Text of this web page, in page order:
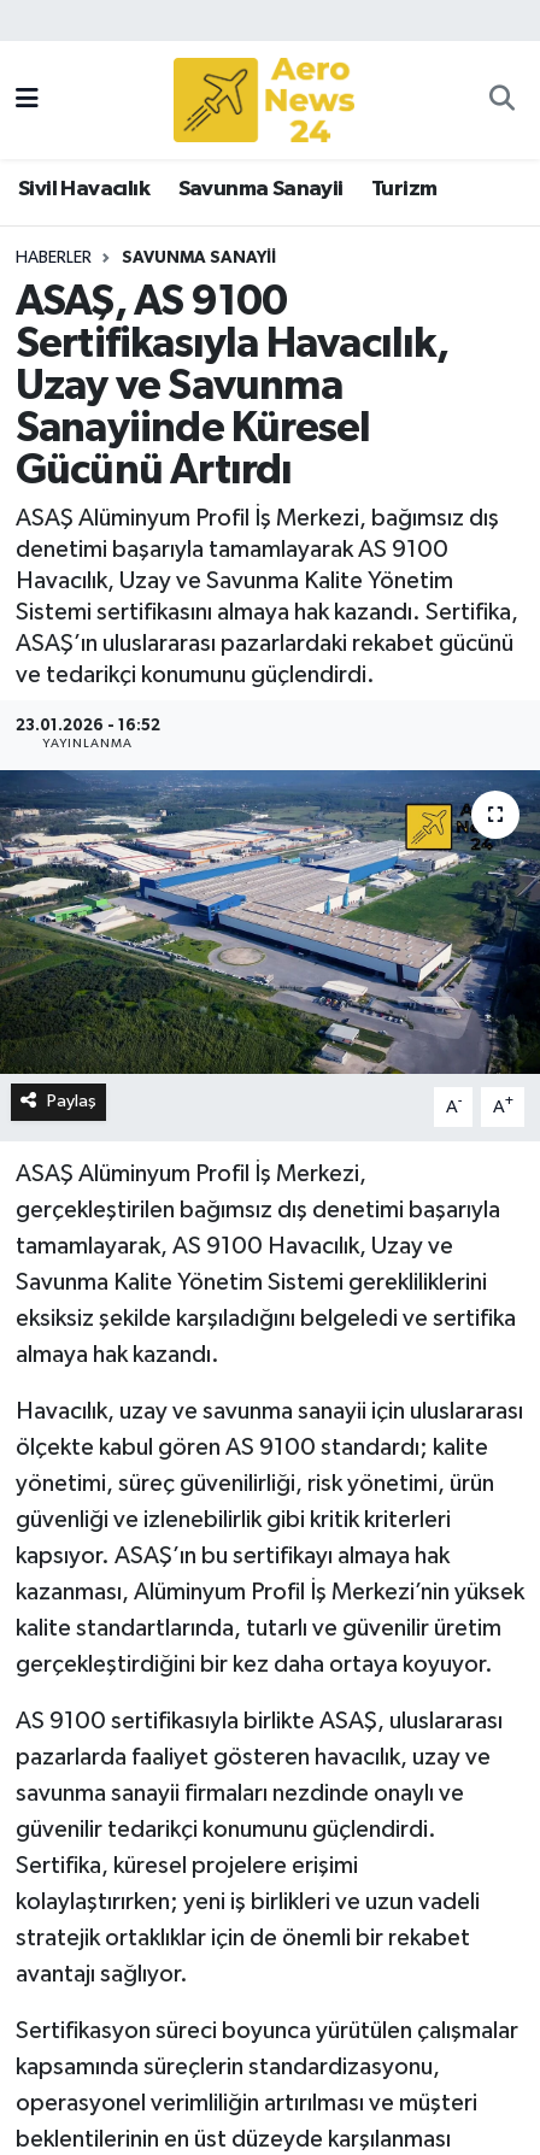
Sivil Havacılık Savunma Sanayii Turizm
HABERLER SAVUNMA SANAYII
ASAŞ, AS 9100
Sertifikasıyla Havacılık,
Uzay ve Savunma
Sanayiinde Küresel
Gücünü Artırdı
ASAŞ Alüminyum Profil İş Merkezi, bağımsız dış
denetimi başarıyla tamamlayarak AS 9100
Havacılık, Uzay ve Savunma Kalite Yönetim
Sistemi sertifikasını almaya hak kazandı. Sertifika,
ASAŞ’ın uluslararası pazarlardaki rekabet gücünü
ve tedarikçi konumunu güçlendirdi.
23.01.2026 - 16:52
YAYINLANMA
Paylaş A- A+
ASAŞ Alüminyum Profil İş Merkezi,
gerçekleştirilen bağımsız dış denetimi başarıyla
tamamlayarak, AS 9100 Havacılık, Uzay ve
Savunma Kalite Yönetim Sistemi gerekliliklerini
eksiksiz şekilde karşıladığını belgeledi ve sertifika
almaya hak kazandı.
Havacılık, uzay ve savunma sanayii için uluslararası
ölçekte kabul gören AS 9100 standardı; kalite
yönetimi, süreç güvenilirliği, risk yönetimi, ürün
güvenliği ve izlenebilirlik gibi kritik kriterleri
kapsıyor. ASAŞ’ın bu sertifikayı almaya hak
kazanması, Alüminyum Profil İş Merkezi’nin yüksek
kalite standartlarında, tutarlı ve güvenilir üretim
gerçekleştirdiğini bir kez daha ortaya koyuyor.
AS 9100 sertifikasıyla birlikte ASAŞ, uluslararası
pazarlarda faaliyet gösteren havacılık, uzay ve
savunma sanayii firmaları nezdinde onaylı ve
güvenilir tedarikçi konumunu güçlendirdi.
Sertifika, küresel projelere erişimi
kolaylaştırırken; yeni iş birlikleri ve uzun vadeli
stratejik ortaklıklar için de önemli bir rekabet
avantajı sağlıyor.
Sertifikasyon süreci boyunca yürütülen çalışmalar
kapsamında süreçlerin standardizasyonu,
operasyonel verimliliğin artırılması ve müşteri
beklentilerinin en üst düzeyde karşılanması